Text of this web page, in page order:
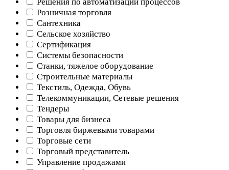
Решения по автоматизации процессов
Розничная торговля
Сантехника
Сельское хозяйство
Сертификация
Системы безопасности
Станки, тяжелое оборудование
Строительные материалы
Текстиль, Одежда, Обувь
Телекоммуникации, Сетевые решения
Тендеры
Товары для бизнеса
Торговля биржевыми товарами
Торговые сети
Торговый представитель
Управление продажами